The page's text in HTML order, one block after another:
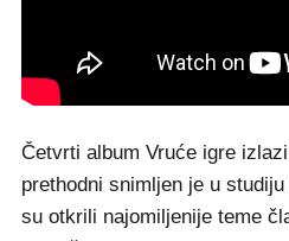
Četvrti album Vruće igre
prethodni snimljen je u
su otkrili najomiljenije teme